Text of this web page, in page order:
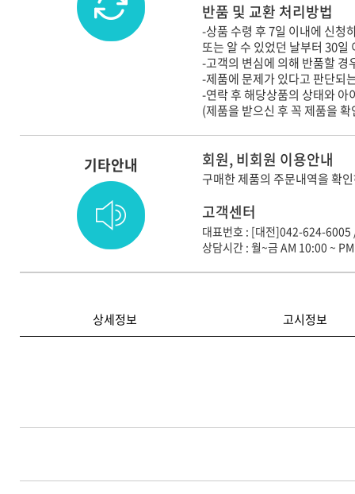
반품 및 교환 처리방법
-상품 수령 후 7일 이내에 신청
또는 알 수 있었던 날부터 30
-고객의 변심에 의해 반품할
-제품에 문제가 있다고 판단되
-연락 후 해당상품의 상태와
(제품을 받으신 후 꼭 제품을
기타안내 회원, 비회원 이용안내
구매한 제품의 주문내역을 확
고객센터
대표번호 : [대전]042-624-
상담시간 : 월~금 AM 10:00 ~
상세정보 고시정보